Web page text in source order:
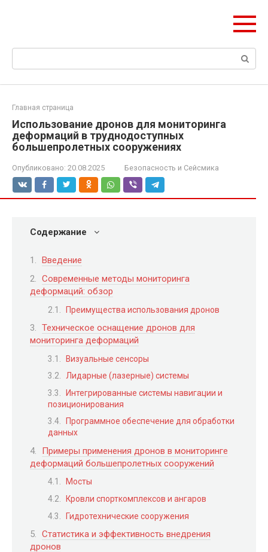
Поиск:
Главная страница
Использование дронов для мониторинга
деформаций в труднодоступных
большепролетных сооружениях
Опубликовано: 20.08.2025 Безопасность и Сейсмика
Содержание
Введение
Современные методы мониторинга
деформаций: обзор
Преимущества использования дронов
Техническое оснащение дронов для
мониторинга деформаций
Визуальные сенсоры
Лидарные (лазерные) системы
Интегрированные системы навигации и
позиционирования
Программное обеспечение для обработки
данных
Примеры применения дронов в мониторинге
деформаций большепролетных сооружений
Мосты
Кровли спорткомплексов и ангаров
Гидротехнические сооружения
Статистика и эффективность внедрения
дронов